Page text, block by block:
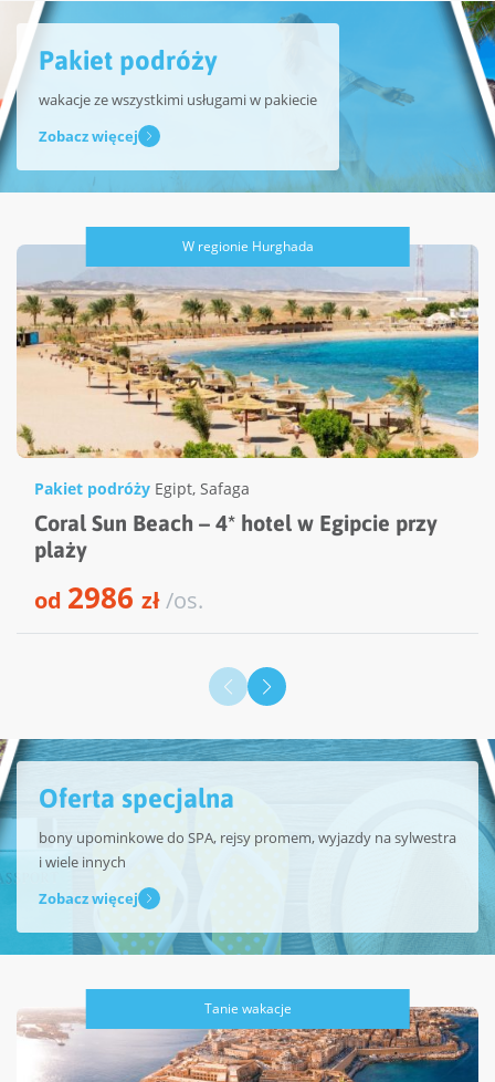
Pakiet podróży
wakacje ze wszystkimi usługami w pakiecie
Zobacz więcej
W regionie Hurghada
Pakiet podróży Egipt, Safaga
Coral Sun Beach – 4* hotel w Egipcie przy
plaży
od 2986 zł/os.
Oferta specjalna
bony upominkowe do SPA, rejsy promem, wyjazdy na sylwestra
i wiele innych
Zobacz więcej
Tanie wakacje